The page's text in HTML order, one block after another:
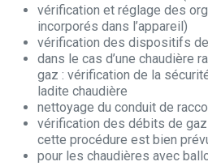
vérification et réglage des
incorporés dans l’appareil)
vérification des dispositifs
dans le cas d’une chaudière
gaz : vérification de la
ladite chaudière
nettoyage du conduit de
vérification des débits de
cette procédure est bien
pour les chaudières avec